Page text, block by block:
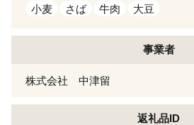
小麦 さば 牛肉 大豆
事業者
株式会社 中津留
返礼品ID